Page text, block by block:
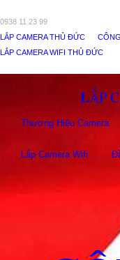
0938 11 23 99
LẮP CAMERA THỦ ĐỨC
LẮP CAMERA WIFI THỦ ĐỨC
LẮP
Thương Hiệu Camera
Lắp Camera Wifi